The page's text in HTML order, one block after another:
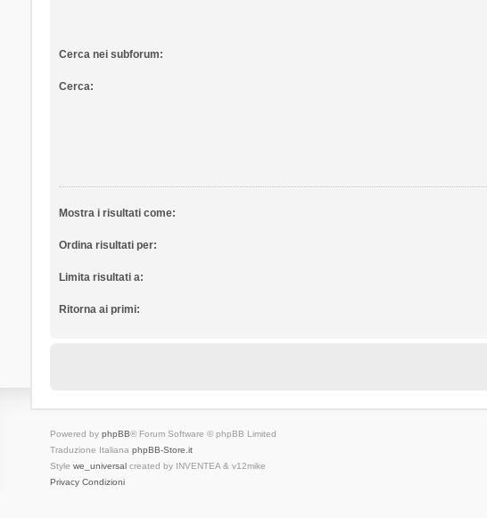
Cerca nei subforum:
Cerca:
Mostra i risultati come:
Ordina risultati per:
Limita risultati a:
Ritorna ai primi:
Powered by phpBB® Forum Software © phpBB Limited
Traduzione Italiana phpBB-Store.it
Style we_universalcreated by INVENTEA & v12mike
Privacy Condizioni